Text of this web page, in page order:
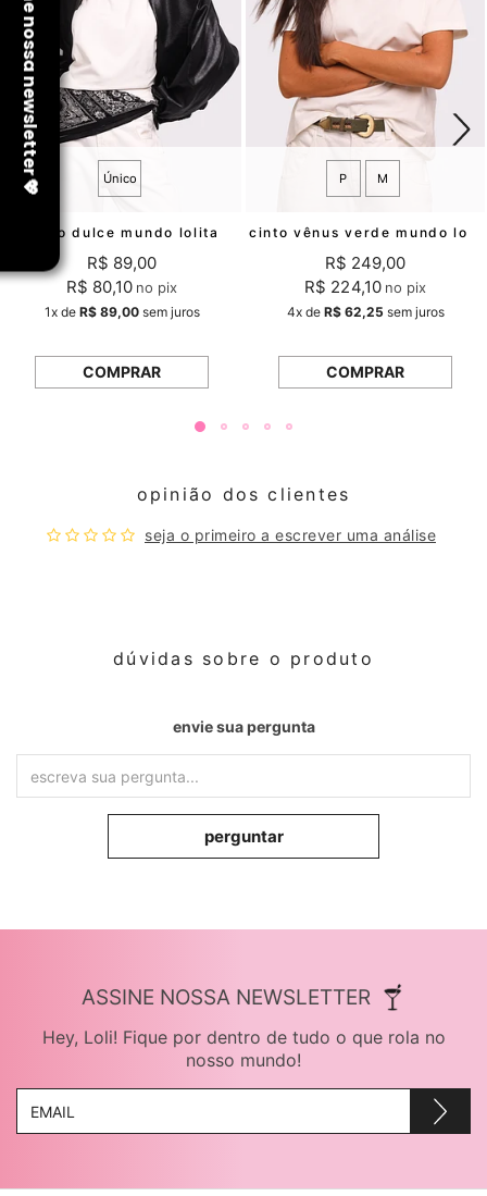
lenço dulce mundo lolita
Único
R$ 89,00
R$ 80,10 no pix
1xde R$ 89,00sem juros
COMPRAR
P M
R$ 249,00
R$ 224,10 no pix
4xde R$ 62,25 sem juros
COMPRAR
opinião dos clientes
seja o primeiro a escrever uma análise
dúvidas sobre o produto
envie sua pergunta
perguntar
ASSINE NOSSA NEWSLETTER
Hey, Loli! Fique por dentro de tudo o que rola no
nosso mundo!